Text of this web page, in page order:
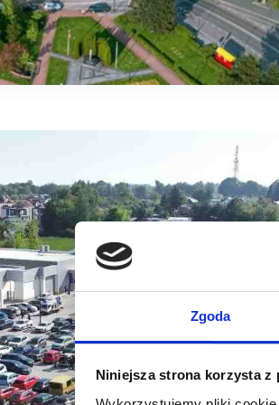
Zgoda
Niniejsza strona korzysta z